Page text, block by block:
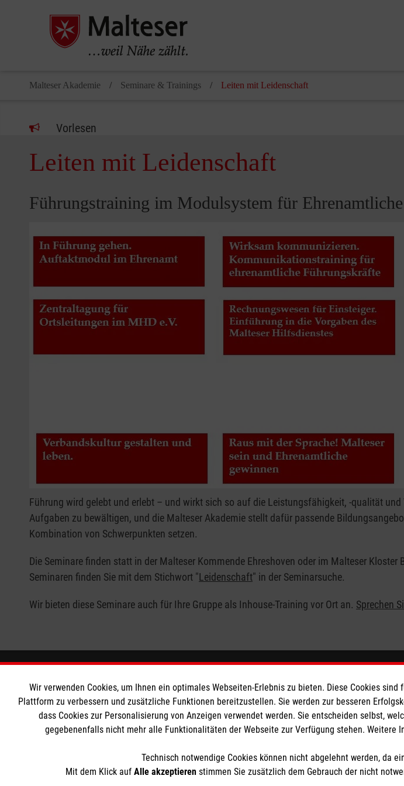
Malteser Akademie Seminare & Trainings Leiten mit Leidenschaft
Vorlesen
Leiten mit Leidenschaft
Führungstraining im Modulsystem für Ehrenamtliche
Führung wird gelebt und erlebt – und wirkt sich so auf die Leistungsfähigkeit, -qualität
Aufgaben zu bewältigen, und die Malteser Akademie stellt dafür passende
Kombination von Schwerpunkten setzen.
Die Seminare finden statt in der Malteser Kommende Ehreshoven oder im Malteser
Seminaren finden Sie mit dem Stichwort "Leidenschaft" in der Seminarsuche.
Wir bieten diese Seminare auch für Ihre Gruppe als Inhouse-Training vor Ort an. Sprechen
Coaching
Seminare & Trainings
Allgemeine Geschäftsbedingungen
Kontakt
Datenschutz
Wir verwenden Cookies, um Ihnen ein optimales Webseiten-Erlebnis zu bieten. Diese Cookies
Plattform zu verbessern und zusätzliche Funktionen bereitzustellen. Sie werden zur besseren
dass Cookies zur Personalisierung von Anzeigen verwendet werden. Sie entscheiden selbst,
gegebenenfalls nicht mehr alle Funktionalitäten der Webseite zur Verfügung stehen.
Technisch notwendige Cookies können nicht abgelehnt werden, da
Mit dem Klick auf Alle akzeptieren stimmen Sie zusätzlich dem Gebrauch der nicht